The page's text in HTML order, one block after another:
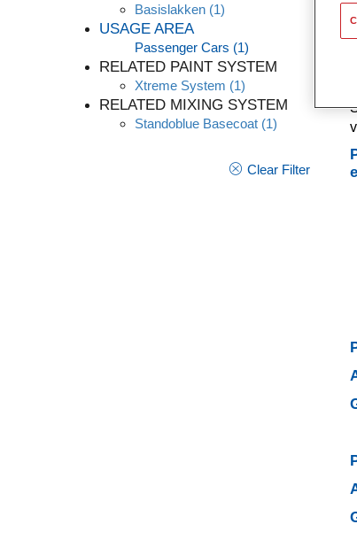
Basislakken (1)
USAGE AREA
Passenger Cars (1)
RELATED PAINT SYSTEM
Xtreme System (1)
RELATED MIXING SYSTEM
Standoblue Basecoat (1)
Clear Filter